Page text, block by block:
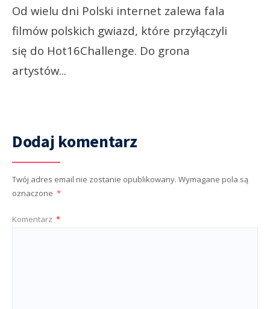
Od wielu dni Polski internet zalewa fala
filmów polskich gwiazd, które przyłączyli
się do Hot16Challenge. Do grona
artystów...
Dodaj komentarz
Twój adres email nie zostanie opublikowany. Wymagane pola są
oznaczone *
Komentarz *